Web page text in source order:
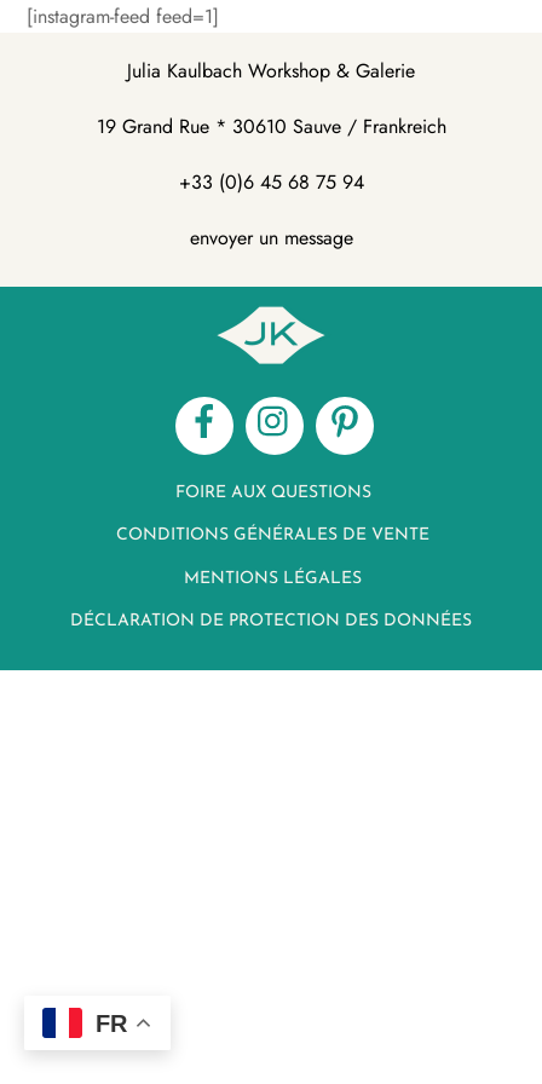
Skip[instagram-feed feed=1]
FR
Julia Kaulbach Workshop & Galerie
19 Grand Rue * 30610 Sauve / Frankreich
+33 (0)6 45 68 75 94
envoyer un message
Facebook Instagram
FOIRE AUX QUESTIONS
CONDITIONS GÉNÉRALES DE VENTE
MENTIONS LÉGALES
DÉCLARATION DE PROTECTION DES DONNÉES